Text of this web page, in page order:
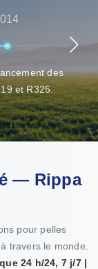
que les clients
en
des
des
et R325.
— Rippa
pour pelles
travers le monde.
24 h/24, 7 j/7 |